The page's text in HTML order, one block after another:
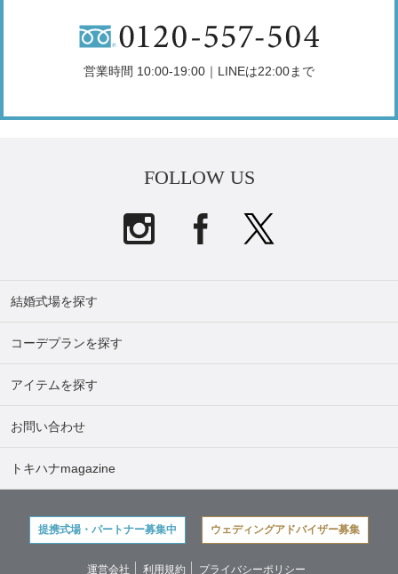
営業時間 10:00-19:00｜LINEは22:00まで
FOLLOW US
結婚式場を探す
コーデプランを探す
アイテムを探す
お問い合わせ
トキハナmagazine
提携式場・パートナー募集中 ウェディングアドバイザー募集
運営会社 利用規約 プライバシーポリシー